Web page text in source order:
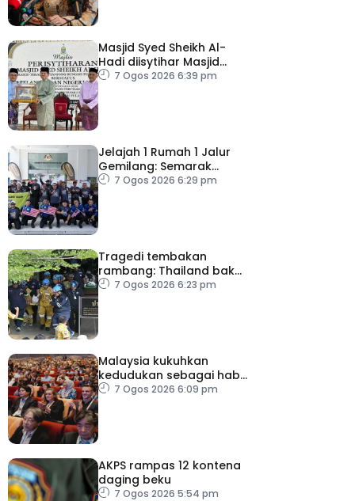
Masjid Syed Sheikh Al-
Hadi diisytihar Masjid
Pelancongan Negeri
7 Ogos 2026 6:39 pm
Jelajah 1 Rumah 1 Jalur
Gemilang: Semarak
semangat patriotisme
7 Ogos 2026 6:29 pm
Tragedi tembakan
rambang: Thailand bakal
umum pelan tindakan
7 Ogos 2026 6:23 pm
Malaysia kukuhkan
kedudukan sebagai hab
acara perniagaan
7 Ogos 2026 6:09 pm
AKPS rampas 12 kontena
daging beku
7 Ogos 2026 5:54 pm